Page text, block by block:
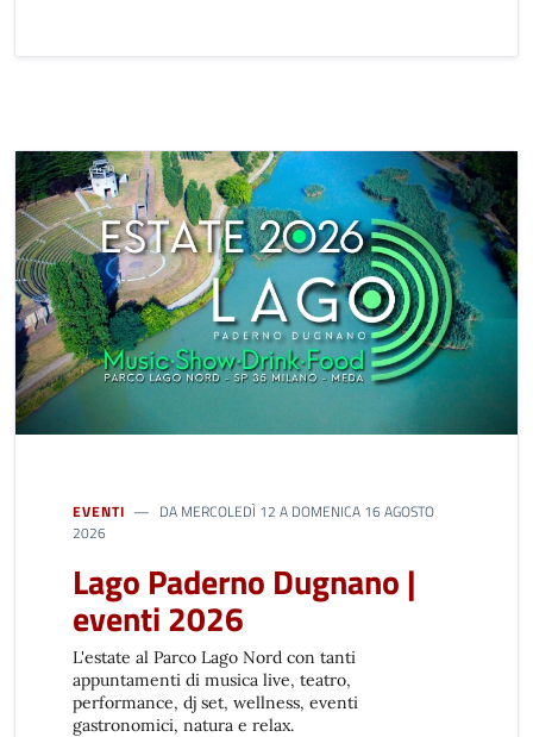
EVENTI
DA MERCOLEDÌ 12 A DOMENICA 16 AGOSTO
2026
Lago Paderno Dugnano |
eventi 2026
L'estate al Parco Lago Nord con tanti
appuntamenti di musica live, teatro,
performance, dj set, wellness, eventi
gastronomici, natura e relax.